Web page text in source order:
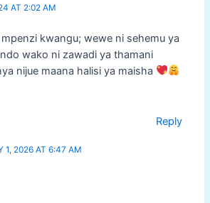
AT 2:02 AM
kwangu; wewe ni sehemu ya
wako ni zawadi ya thamani
nijue maana halisi ya maisha
Reply
1, 2026 AT 6:47 AM